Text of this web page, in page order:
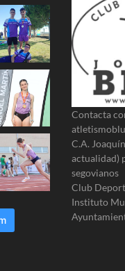
Contacta
C.A.
actualidad)
segovianos
Club
Instituto